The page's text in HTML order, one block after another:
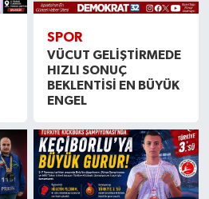
SPOR
VÜCUT GELİŞTİRMEDE
HIZLI SONUÇ
BEKLENTİSİ EN BÜYÜK
ENGEL